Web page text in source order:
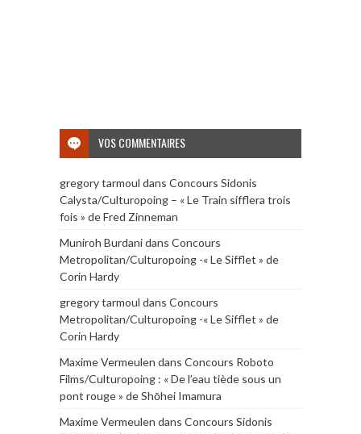
VOS COMMENTAIRES
gregory tarmoul dans Concours Sidonis
Calysta/Culturopoing – « Le Train sifflera trois
fois » de Fred Zinneman
Muniroh Burdanidans Concours
Metropolitan/Culturopoing -« Le Sifflet » de
Corin Hardy
gregory tarmoul dans Concours
Metropolitan/Culturopoing -« Le Sifflet » de
Corin Hardy
Maxime Vermeulen dans Concours Roboto
Films/Culturopoing : « De l’eau tiède sous un
pont rouge » de Shōhei Imamura
Maxime Vermeulen dans Concours Sidonis